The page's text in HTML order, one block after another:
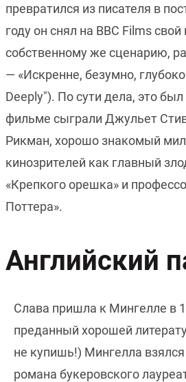
превратился из писателя в
году он снял на BBC Films
собственному же сценарию,
— «Искренне, безумно,
Deeply"). По сути дела, это
фильме сыграли Джульет
Рикман, хорошо знакомый
кинозрителей как главный
«Крепкого орешка» и
Поттера».
Английский
Слава пришла к Мингелле в
преданный хорошей
не купишь!) Мингелла
романа букеровского